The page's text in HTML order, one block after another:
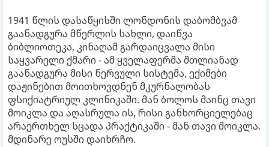
1941 წლის დასაწყისში ლონდონის დაბომბვამ
გაანადგურა მწერლის სახლი, დაიწვა
ბიბლიოთეკა, კინაღამ გარდაიცვალა მისი
საყვარელი ქმარი - ამ ყველაფერმა მთლიანად
გაანადგურა მისი ნერვული სისტემა, ექიმები
დაჟინებით მოითხოვდნენ მკურნალობას
ფსიქიატრიულ კლინიკაში. მან ბოლოს მაინც თავი
მოიკლა და აღასრულა ის, რისი განხორციელებაც
არაერთხელ სცადა პრაქტიკაში - მან თავი მოიკლა.
მდინარე ოუსში დაიხრჩო.